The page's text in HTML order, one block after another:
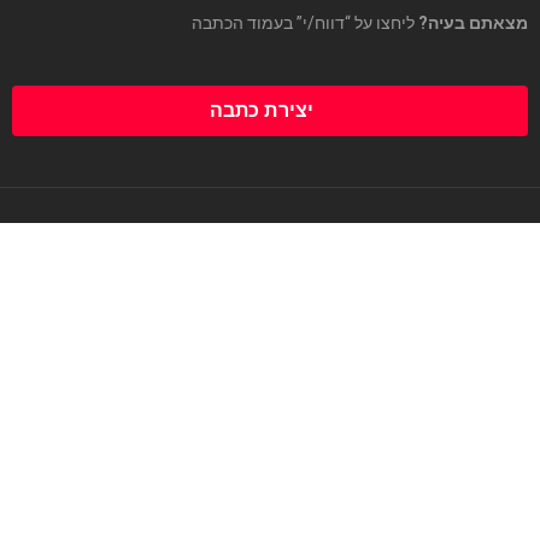
מצאתם בעיה? ליחצו על “דווח/י” בעמוד הכתבה
יצירת כתבה